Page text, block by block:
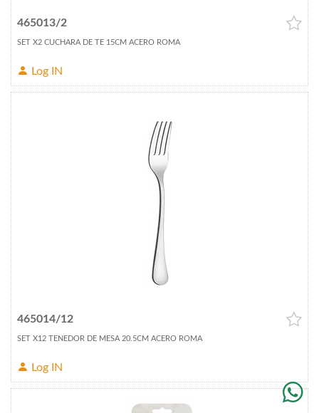
465013/2
SET X2 CUCHARA DE TE 15CM ACERO ROMA
Log IN
465014/12
SET X12 TENEDOR DE MESA 20.5CM ACERO ROMA
Log IN